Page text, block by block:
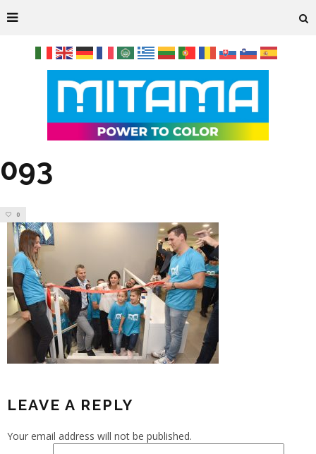
093
0
LEAVE A REPLY
Your email address will not be published.